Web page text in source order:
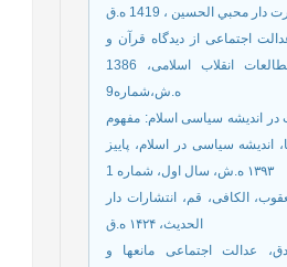
دار محبي الحسين ، 1419 ه.ق
اجتماعی از دیدگاه قرآن و
روایات،فصلنامه مطالعات انقلاب اسلامی، 1386
ه.ش،شماره9
در اندیشه سیاسی اسلام: مفهوم
اندیشه سیاسی در اسلام، پاییز
۱۳۹۳ ه.ش، سال اول، شماره 1
الکافی، قم، انتشارات دار
الحدیث، ۱۴۲۴ ه.ق
عدالت اجتماعی مانعها و